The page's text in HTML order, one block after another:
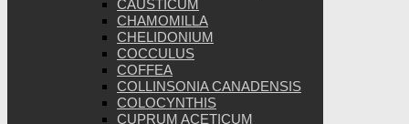
CAUSTICUM
CHAMOMILLA
CHELIDONIUM
COCCULUS
COFFEA
COLLINSONIA CANADENSIS
COLOCYNTHIS
CUPRUM ACETICUM